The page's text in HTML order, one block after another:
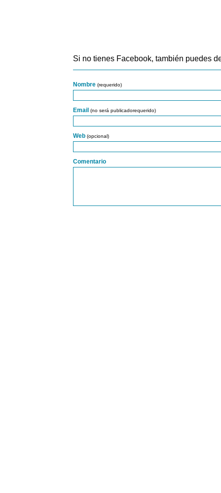
Si no tienes Facebook, también puedes
Nombre (requerido)
Email (no será publicadorequerido)
Web (opcional)
Comentario